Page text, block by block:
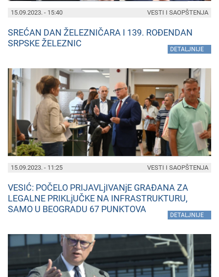
15.09.2023. - 15:40
SREĆAN DAN ŽELEZNIČARA I 139. ROĐENDAN
SRPSKE ŽELEZNIC
DETALJNIJE
VESTI I SAOPŠTENJA
15.09.2023. - 11:25
VESIĆ: POČELO PRIJAVLjIVANjE GRAĐANA ZA
LEGALNE PRIKLjUČKE NA INFRASTRUKTURU,
SAMO U BEOGRADU 67 PUNKTOVA
DETALJNIJE
VESTI I SAOPŠTENJA